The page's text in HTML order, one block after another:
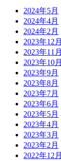
2024年5月
2024年4月
2024年2月
2023年12月
2023年11月
2023年10月
2023年9月
2023年8月
2023年7月
2023年6月
2023年5月
2023年4月
2023年3月
2023年2月
2022年12月